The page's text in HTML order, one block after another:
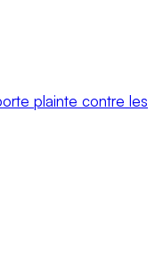
plainte contre les